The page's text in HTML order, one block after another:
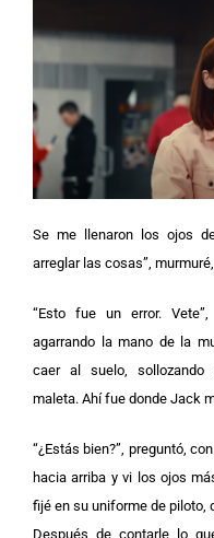
Se me llenaron los ojos
arreglar las cosas”,
“Esto fue un error.
agarrando la mano de la
caer al suelo, sollozando
maleta. Ahí fue donde Jack
“¿Estás bien?”, preguntó,
hacia arriba y vi los ojos
fijé en su uniforme de piloto,
Después de contarle lo